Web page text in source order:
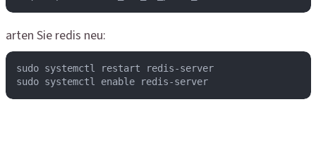
arten Sie redis neu:
sudo systemctl restart redis-server
sudo systemctl enable redis-server